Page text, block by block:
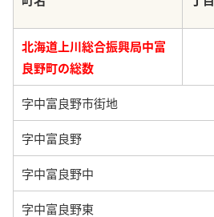
北海道上川総合振興局中富
良野町の総数
字中富良野市街地
字中富良野
字中富良野中
字中富良野東